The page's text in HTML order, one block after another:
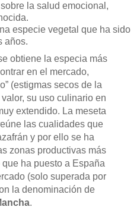
la salud emocional,
especie vegetal que ha sido
años.
obtiene la especia más
en el mercado,
(estigmas secos de la
su uso culinario en
extendido. La meseta
las cualidades que
y por ello se ha
zonas productivas más
ha puesto a España
(solo superada por
la denominación de
.